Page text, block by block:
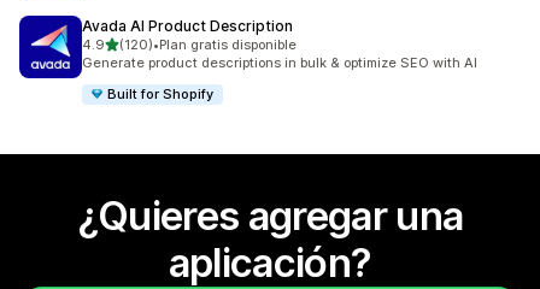
Avada AI Product Description
4.9de 5 estrellas
(120)
120 reseñas en total
•Plan gratis disponible
Generate product descriptions in bulk & optimize SEO with AI
Built for Shopify
¿Quieres agregar una
aplicación?